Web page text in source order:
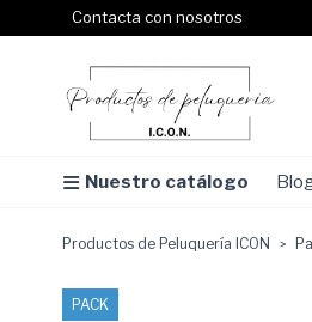
Contacta con nosotros
Nuestro catálogo
Productos de Peluquería ICON
PACK